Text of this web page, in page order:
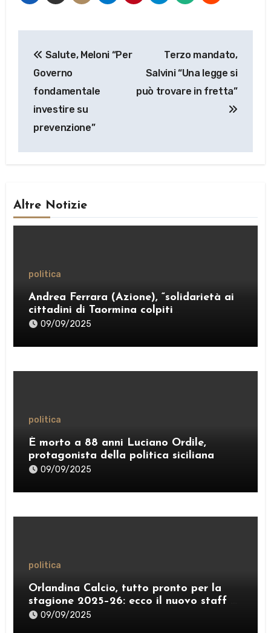
articoli
Salute, Meloni “Per
Governo
fondamentale
investire su
prevenzione”
Terzo mandato,
Salvini “Una legge si
può trovare in fretta”
Altre Notizie
politica
Andrea Ferrara (Azione), “solidarietà ai
cittadini di Taormina colpiti
dall’ordinanza sui rifiuti; sostegno al
PRT”
09/09/2025
politica
È morto a 88 anni Luciano Ordile,
protagonista della politica siciliana
09/09/2025
politica
Orlandina Calcio, tutto pronto per la
stagione 2025–26: ecco il nuovo staff e
lo sponsor internazionale
09/09/2025